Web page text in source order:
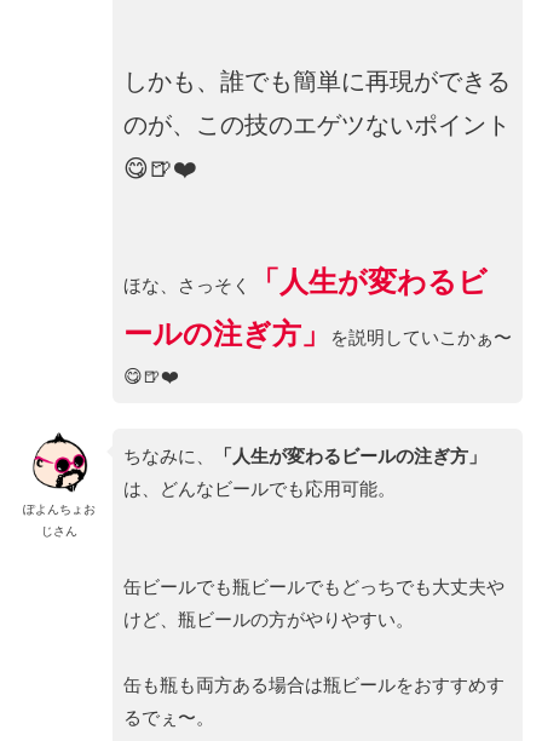
しかも、誰でも簡単に再現ができる
のが、この技のエゲツないポイント
😋🍺❤️
ほな、さっそく
「人生が変わるビ
ールの注ぎ方」
を説明していこかぁ〜
😋🍺❤️
ぽよんちょお
じさん
ちなみに、
「人生が変わるビールの注ぎ方」
は、どんなビールでも応用可能。
缶ビールでも瓶ビールでもどっちでも大丈夫や
けど、瓶ビールの方がやりやすい。
缶も瓶も両方ある場合は瓶ビールをおすすめす
るでぇ〜。